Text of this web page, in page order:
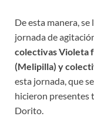
De esta manera,
jornada de
colectivas Violeta
(Melipilla) y
esta jornada, que
hicieron presentes
Dorito.